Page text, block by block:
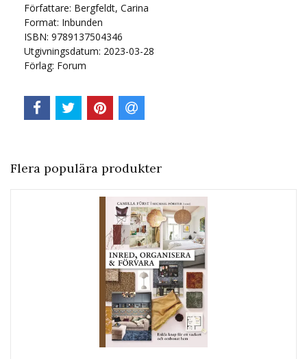
Författare: Bergfeldt, Carina
Format: Inbunden
ISBN: 9789137504346
Utgivningsdatum: 2023-03-28
Förlag: Forum
Flera populära produkter